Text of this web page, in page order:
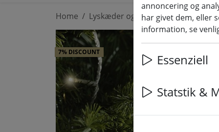
Home Lyskæder og belysning
7% DISCOUNT
annoncering og
har givet dem, eller
information, se
Essenziell
Statstik &